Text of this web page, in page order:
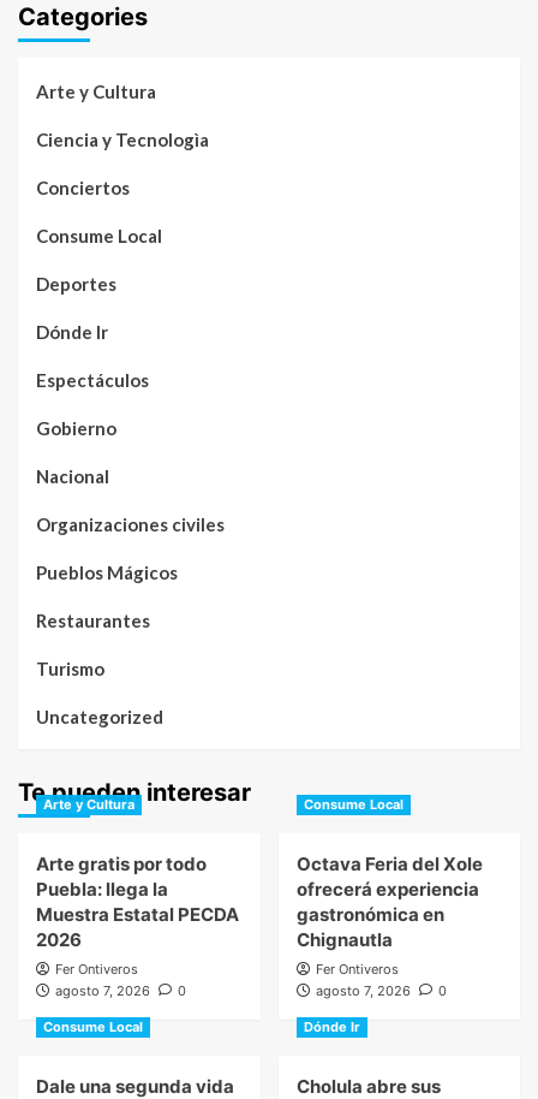
Categories
Arte y Cultura
Ciencia y Tecnologìa
Conciertos
Consume Local
Deportes
Dónde Ir
Espectáculos
Gobierno
Nacional
Organizaciones civiles
Pueblos Mágicos
Restaurantes
Turismo
Uncategorized
Te pueden interesar
Arte y Cultura
Arte gratis por todo
Puebla: llega la
Muestra Estatal PECDA
2026
Fer Ontiveros
agosto 7, 2026
0
Consume Local
Octava Feria del Xole
ofrecerá experiencia
gastronómica en
Chignautla
Fer Ontiveros
agosto 7, 2026
0
Consume Local
Dale una segunda vida
Dónde Ir
Cholula abre sus